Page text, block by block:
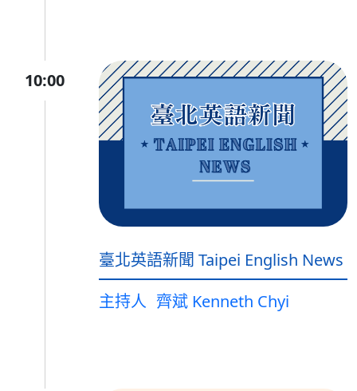
10:00
臺北英語新聞 Taipei English News
主持人 齊斌 Kenneth Chyi